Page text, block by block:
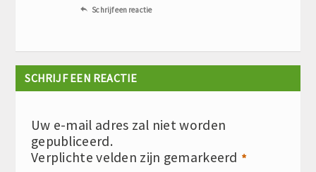
 Schrijf een reactie
SCHRIJF EEN REACTIE
Uw e-mail adres zal niet worden
gepubliceerd.
Verplichte velden zijn gemarkeerd *